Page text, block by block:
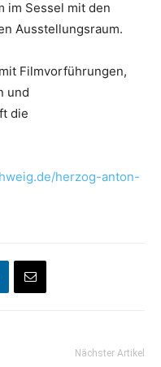
im Sessel mit den
Ausstellungsraum.
Filmvorführungen,
und
die
herzog-anton-
Nächster Artikel